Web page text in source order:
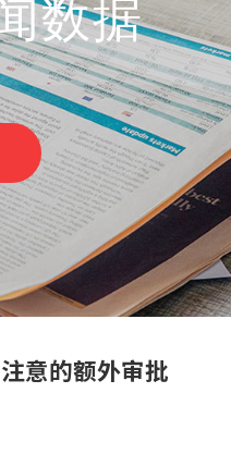
数据
意的额外审批